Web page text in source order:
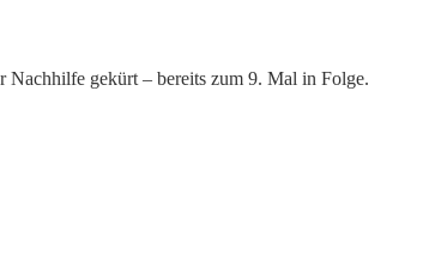
Nachhilfe gekürt – bereits zum 9. Mal in Folge.